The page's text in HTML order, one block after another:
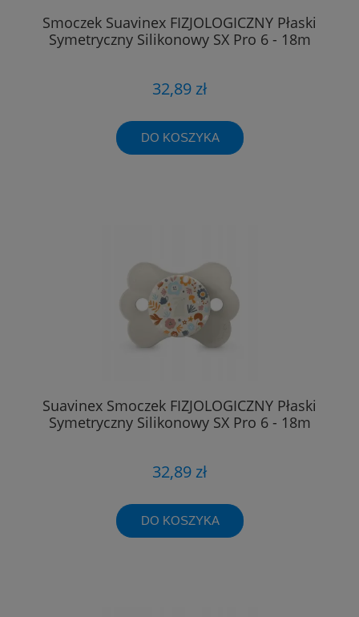
Smoczek Suavinex FIZJOLOGICZNY Płaski
Symetryczny Silikonowy SX Pro 6 - 18m
32,89 zł
DO KOSZYKA
Suavinex Smoczek FIZJOLOGICZNY Płaski
Symetryczny Silikonowy SX Pro 6 - 18m
32,89 zł
DO KOSZYKA